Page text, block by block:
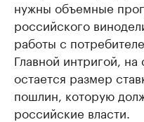
нужны объемные
российского
работы с
Главной интригой,
остается размер
пошлин, которую
российские власти.